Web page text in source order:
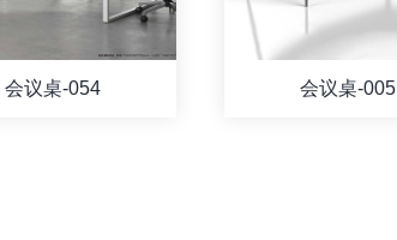
会议桌-054 会议桌-005